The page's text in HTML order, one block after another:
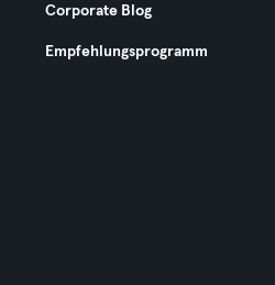
Corporate Blog
Empfehlungsprogramm